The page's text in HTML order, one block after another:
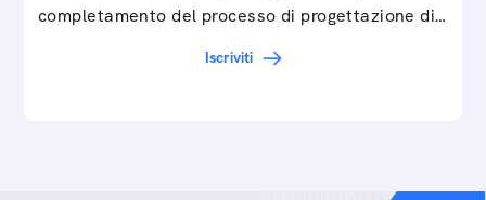
completamento del processo di progettazione di
Iscriviti